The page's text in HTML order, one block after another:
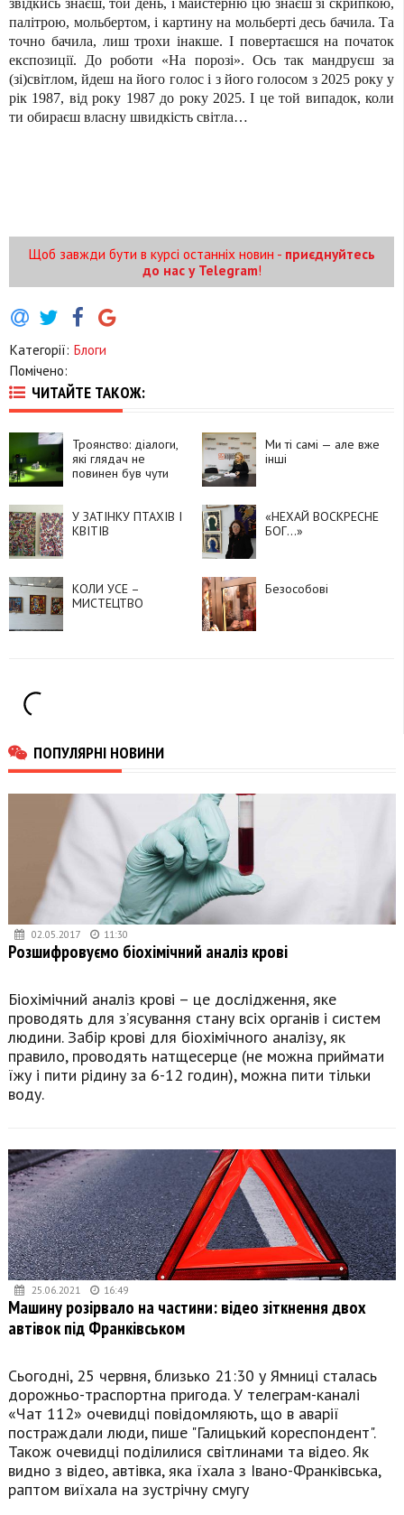
звідкись знаєш, той день, і майстерню цю знаєш зі скрипкою,
палітрою, мольбертом, і картину на мольберті десь бачила. Та
точно бачила, лиш трохи інакше. І повертаєшся на початок
експозиції. До роботи «На порозі». Ось так мандруєш за
(зі)світлом, йдеш на його голос і з його голосом з 2025 року у
рік 1987, від року 1987 до року 2025. І це той випадок, коли
ти обираєш власну швидкість світла…
Щоб завжди бути в курсі останніх новин - приєднуйтесь
до нас у Telegram!
Категорії: Блоги
Помічено:
ЧИТАЙТЕ ТАКОЖ:
Троянство: діалоги,
які глядач не
повинен був чути
Ми ті самі — але вже
інші
У ЗАТІНКУ ПТАХІВ І
КВІТІВ
«НЕХАЙ ВОСКРЕСНЕ
БОГ…»
КОЛИ УСЕ –
МИСТЕЦТВО
Безособові
ПОПУЛЯРНІ НОВИНИ
02.05.2017 11:30
Розшифровуємо біохімічний аналіз крові
Біохімічний аналіз крові – це дослідження, яке
проводять для з’ясування стану всіх органів і систем
людини. Забір крові для біохімічного аналізу, як
правило, проводять натщесерце (не можна приймати
їжу і пити рідину за 6-12 годин), можна пити тільки
воду.
25.06.2021 16:49
Машину розірвало на частини: відео зіткнення двох
автівок під Франківськом
Сьогодні, 25 червня, близько 21:30 у Ямниці сталась
дорожньо-траспортна пригода. У телеграм-каналі
«Чат 112» очевидці повідомляють, що в аварії
постраждали люди, пише "Галицький кореспондент".
Також очевидці поділилися світлинами та відео. Як
видно з відео, автівка, яка їхала з Івано-Франківська,
раптом виїхала на зустрічну смугу